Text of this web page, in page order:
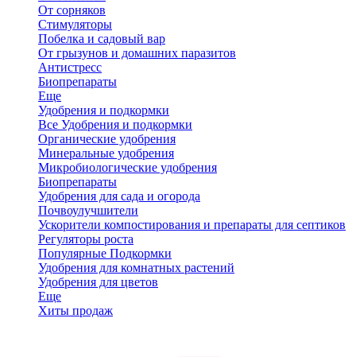
От сорняков
Стимуляторы
Побелка и садовый вар
От грызунов и домашних паразитов
Антистресс
Биопрепараты
Еще
Удобрения и подкормки
Все Удобрения и подкормки
Органические удобрения
Минеральные удобрения
Микробиологические удобрения
Биопрепараты
Удобрения для сада и огорода
Почвоулучшители
Ускорители компостирования и препараты для септиков
Регуляторы роста
Популярные Подкормки
Удобрения для комнатных растений
Удобрения для цветов
Еще
Хиты продаж